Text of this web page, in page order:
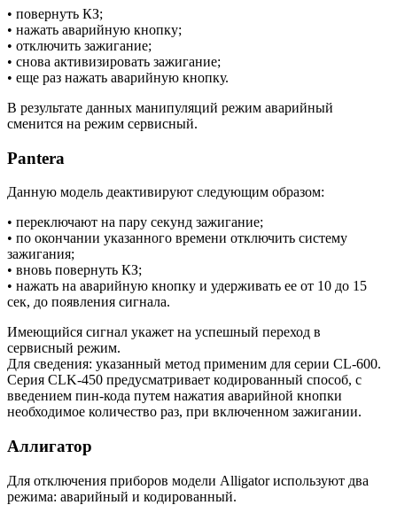
• повернуть КЗ;
• нажать аварийную кнопку;
• отключить зажигание;
• снова активизировать зажигание;
• еще раз нажать аварийную кнопку.
В результате данных манипуляций режим аварийный
сменится на режим сервисный.
Pantera
Данную модель деактивируют следующим образом:
• переключают на пару секунд зажигание;
• по окончании указанного времени отключить систему
зажигания;
• вновь повернуть КЗ;
• нажать на аварийную кнопку и удерживать ее от 10 до 15
сек, до появления сигнала.
Имеющийся сигнал укажет на успешный переход в
сервисный режим.
Для сведения: указанный метод применим для серии CL-600.
Серия CLK-450 предусматривает кодированный способ, с
введением пин-кода путем нажатия аварийной кнопки
необходимое количество раз, при включенном зажигании.
Аллигатор
Для отключения приборов модели Alligator используют два
режима: аварийный и кодированный.